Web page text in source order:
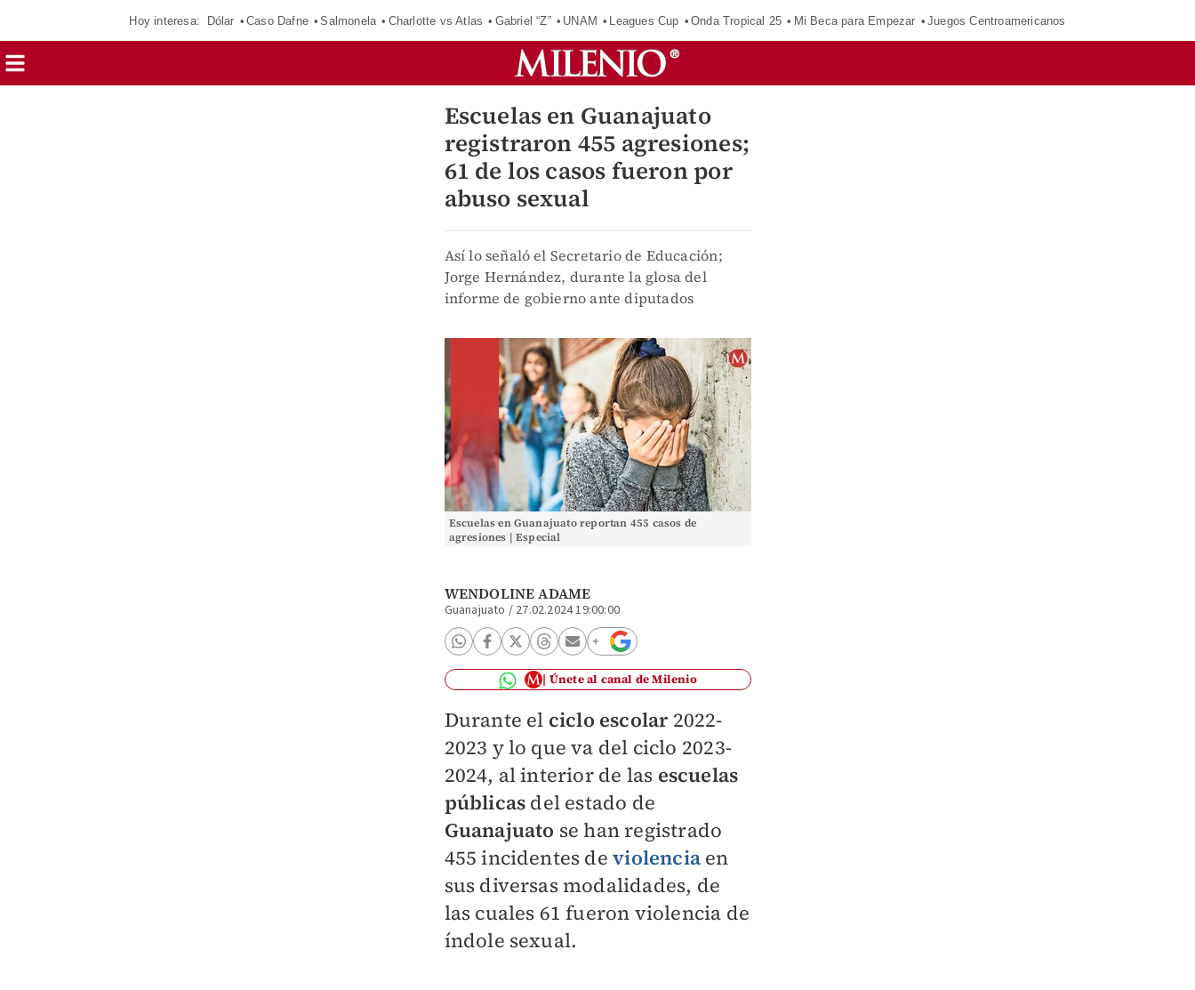
Hoy interesa: Dólar Caso Dafne Salmonela Charlotte vs Atlas Gabriel “Z” UNAM Leagues Cup Onda Tropical 25 Mi Beca para Empezar Juegos Centroamericanos
Escuelas en Guanajuato
registraron 455 agresiones;
61 de los casos fueron por
abuso sexual
Así lo señaló el Secretario de Educación;
Jorge Hernández, durante la glosa del
informe de gobierno ante diputados
Escuelas en Guanajuato reportan 455 casos de
agresiones | Especial
WENDOLINE ADAME
Guanajuato / 27.02.2024 19:00:00
Únete al canal de Milenio
Durante el ciclo escolar2022-
2023 y lo que va del ciclo 2023-
2024, al interior de las escuelas
públicas del estado de
Guanajuato se han registrado
455 incidentes deviolencia en
sus diversas modalidades, de
las cuales 61 fueron violencia de
índole sexual.